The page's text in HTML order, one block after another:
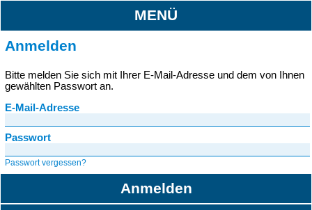
MENÜ
Anmelden
Bitte melden Sie sich mit Ihrer E-Mail-Adresse und dem von Ihnen
gewählten Passwort an.
E-Mail-Adresse
Passwort
Passwort vergessen?
Anmelden